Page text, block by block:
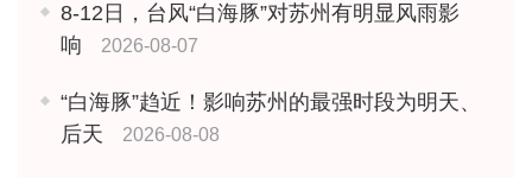
8-12日，台风“白海豚”对苏州有明显风雨影
响
2026-08-07
“白海豚”趋近！影响苏州的最强时段为明天、
后天
2026-08-08